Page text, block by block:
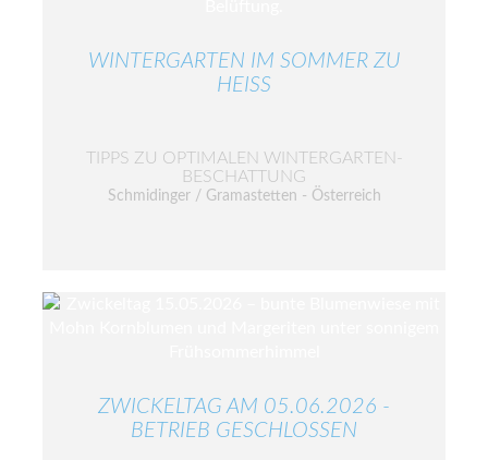
WINTERGARTEN IM SOMMER ZU
HEISS
TIPPS ZU OPTIMALEN WINTERGARTEN-
BESCHATTUNG
Schmidinger / Gramastetten - Österreich
ZWICKELTAG AM 05.06.2026 -
BETRIEB GESCHLOSSEN